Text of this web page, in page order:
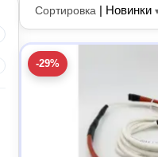
Сортировка | Новинки
-29%